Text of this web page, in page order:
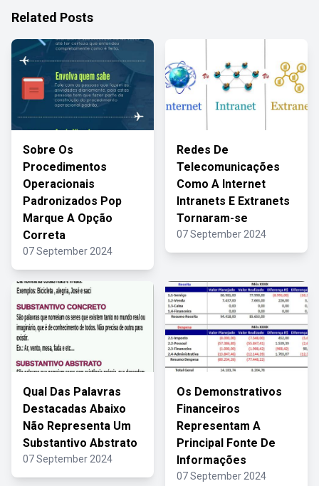
Related Posts
Sobre Os
Procedimentos
Operacionais
Padronizados Pop
Marque A Opção
Correta
07 September 2024
Redes De
Telecomunicações
Como A Internet
Intranets E Extranets
Tornaram-se
07 September 2024
Qual Das Palavras
Destacadas Abaixo
Não Representa Um
Substantivo Abstrato
07 September 2024
Os Demonstrativos
Financeiros
Representam A
Principal Fonte De
Informações
07 September 2024